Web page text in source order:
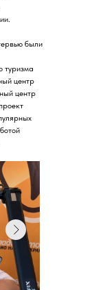
были
туризма
центр
центр